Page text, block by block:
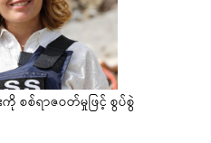
စစ်ရာဇဝတ်မှုဖြင့် စွပ်စွဲ